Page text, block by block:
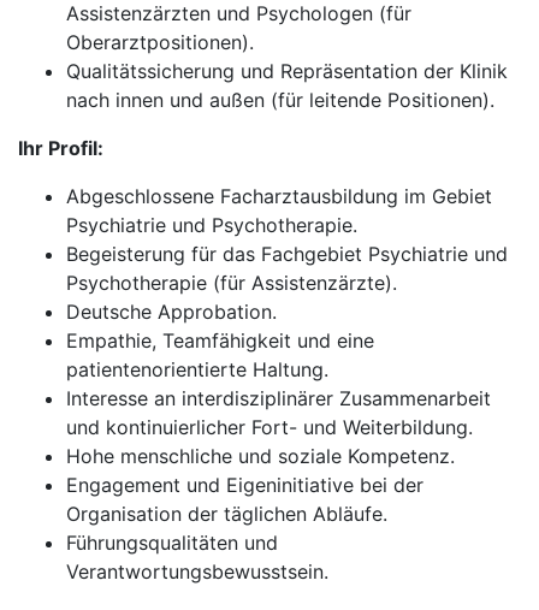
Assistenzärzten und Psychologen (für
Oberarztpositionen).
Qualitätssicherung und Repräsentation der Klinik
nach innen und außen (für leitende Positionen).
Ihr Profil:
Abgeschlossene Facharztausbildung im Gebiet
Psychiatrie und Psychotherapie.
Begeisterung für das Fachgebiet Psychiatrie und
Psychotherapie (für Assistenzärzte).
Deutsche Approbation.
Empathie, Teamfähigkeit und eine
patientenorientierte Haltung.
Interesse an interdisziplinärer Zusammenarbeit
und kontinuierlicher Fort- und Weiterbildung.
Hohe menschliche und soziale Kompetenz.
Engagement und Eigeninitiative bei der
Organisation der täglichen Abläufe.
Führungsqualitäten und
Verantwortungsbewusstsein.